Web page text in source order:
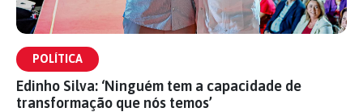
POLÍTICA
Edinho Silva: ‘Ninguém tem a capacidade de
transformação que nós temos’